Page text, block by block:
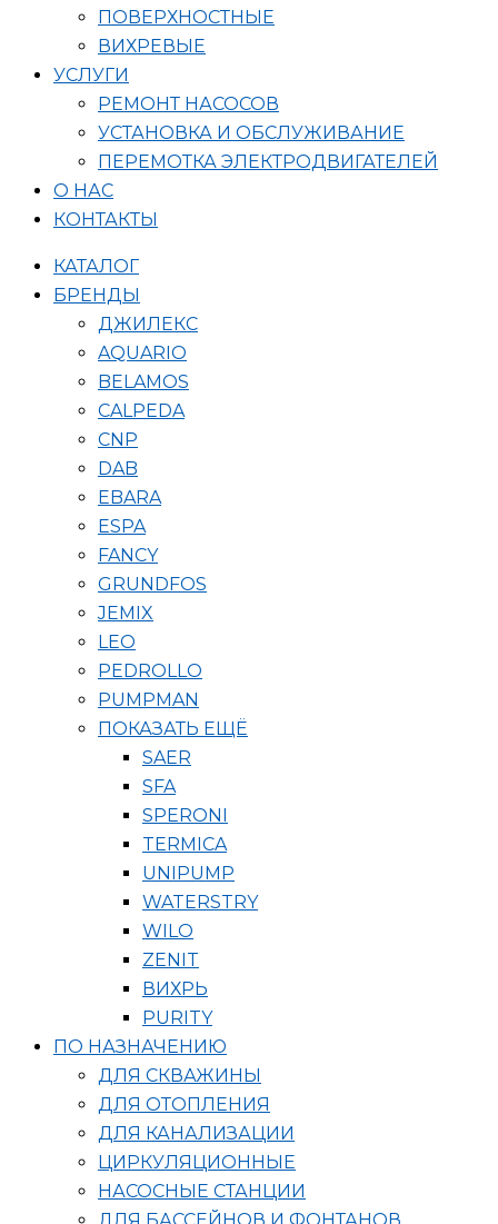
ПОВЕРХНОСТНЫЕ
ВИХРЕВЫЕ
УСЛУГИ
РЕМОНТ НАСОСОВ
УСТАНОВКА И ОБСЛУЖИВАНИЕ
ПЕРЕМОТКА ЭЛЕКТРОДВИГАТЕЛЕЙ
О НАС
КОНТАКТЫ
КАТАЛОГ
БРЕНДЫ
ДЖИЛЕКС
AQUARIO
BELAMOS
CALPEDA
CNP
DAB
EBARA
ESPA
FANCY
GRUNDFOS
JEMIX
LEO
PEDROLLO
PUMPMAN
ПОКАЗАТЬ ЕЩЁ
SAER
SFA
SPERONI
TERMICA
UNIPUMP
WATERSTRY
WILO
ZENIT
ВИХРЬ
PURITY
ПО НАЗНАЧЕНИЮ
ДЛЯ СКВАЖИНЫ
ДЛЯ ОТОПЛЕНИЯ
ДЛЯ КАНАЛИЗАЦИИ
ЦИРКУЛЯЦИОННЫЕ
НАСОСНЫЕ СТАНЦИИ